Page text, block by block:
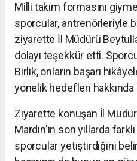
Milli takım formasını
sporcular, antrenörleriyle
ziyarette İl Müdürü
dolayı teşekkür etti.
Birlik, onların başarı
yönelik hedefleri hakkında
Ziyarette konuşan İl
Mardin'in son yıllarda
sporcular yetiştirdiğini